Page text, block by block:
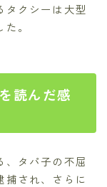
タクシーは大型
。
読んだ感
、タパ子の不屈
捕され、さらに